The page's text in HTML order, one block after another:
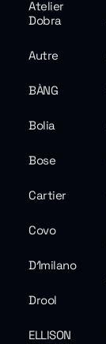
Atelier
Dobra
Autre
BÀNG
Bolia
Bose
Cartier
Covo
D1milano
Drool
ELLISON